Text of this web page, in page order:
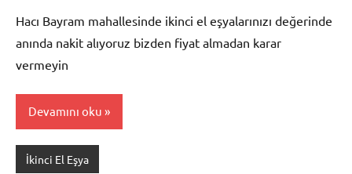
Hacı Bayram mahallesinde ikinci el eşyalarınızı değerinde
anında nakit alıyoruz bizden fiyat almadan karar
vermeyin
Devamını oku
İkinci El Eşya